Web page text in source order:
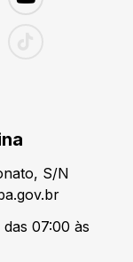
S/N
07:00 às